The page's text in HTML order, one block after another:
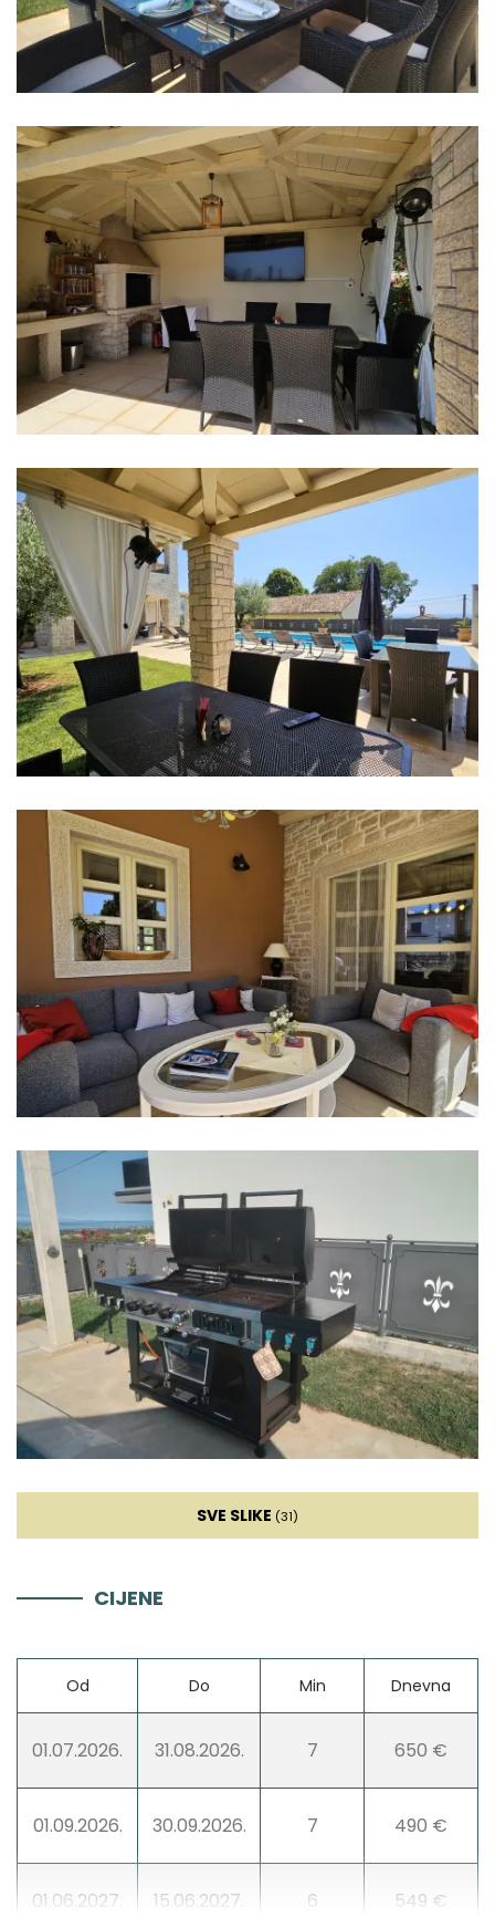
Kupaonica 1: en suite, umivaonik, wc, tuš, bide
Kupaonica 2: en suite, umivaonik, wc, tuš, bide
Kupaonica 3: en suite, umivaonik, wc, tuš
Kupaonica 4: en suite, umivaonik, wc, tuš
Perilica rublja
Sušilica rublja
Sušilo za kosu
Pegla za robu
Ručnici
Kuhinja
Štednjak
Pećnica
Frižider
Mikrovalna
Kuhalo za vodu
Toster
Perilica suđa
Ledomat
Aparat za kavu
Posuđe
Hranilica
Hladnjak za vino
Mikser
Blender
Sat TV
Kamin
Zabava
Stolni tenis
SVE SLIKE (31)
CIJENE
Od Do Min Dnevna
01.07.2026. 31.08.2026. 7 650 €
01.09.2026. 30.09.2026. 7 490 €
01.06.2027. 15.06.2027. 6 549 €